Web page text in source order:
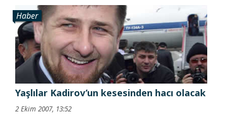
Haber
Yaşlılar Kadirov’un kesesinden hacı olacak
2 Ekim 2007, 13:52